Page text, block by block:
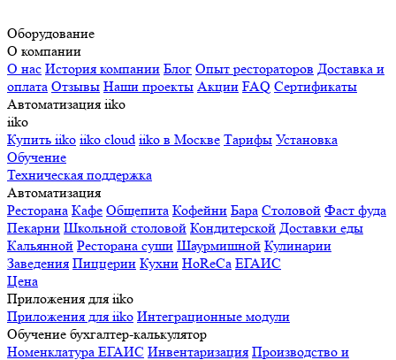
Оборудование
О компании
О нас История компании Блог Опыт рестораторов Доставка и
оплата Отзывы Наши проекты Акции FAQ Сертификаты
Автоматизация iiko
iiko
Купить iiko iiko cloud iiko в Москве Тарифы Установка
Обучение
Техническая поддержка
Автоматизация
Ресторана Кафе Общепита Кофейни Бара Столовой Фаст фуда
Пекарни Школьной столовой Кондитерской Доставки еды
Кальянной Ресторана суши Шаурмишной Кулинарии
Заведения Пиццерии Кухни HoReCa ЕГАИС
Цена
Приложения для iiko
Приложения для iiko Интеграционные модули
Обучение бухгалтер-калькулятор
Номенклатура ЕГАИС Инвентаризация Производство и